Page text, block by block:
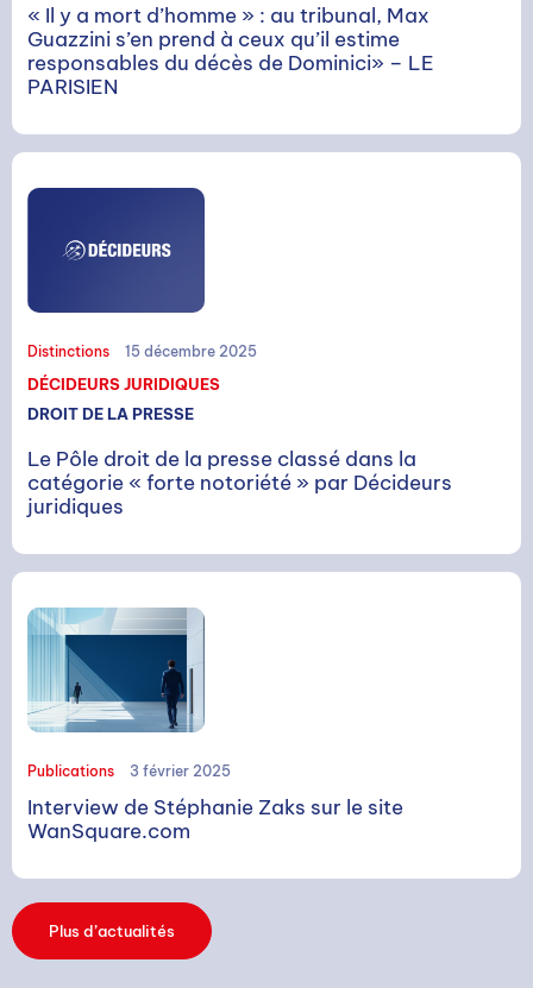
RECHERCHE
Rechercher
« Il y a mort d’homme » : au tribunal, Max
Guazzini s’en prend à ceux qu’il estime
responsables du décès de Dominici» – LE
PARISIEN
Distinctions 15 décembre 2025
DÉCIDEURS JURIDIQUES
DROIT DE LA PRESSE
Le Pôle droit de la presse classé dans la
catégorie « forte notoriété » par Décideurs
juridiques
Publications 3 février 2025
Interview de Stéphanie Zaks sur le site
WanSquare.com
Plus d’actualités